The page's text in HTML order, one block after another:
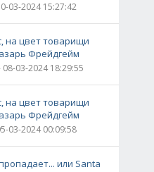
03-2024 15:27:42
на цвет товарищи
Фрейдгейм
08-03-2024 18:29:55
на цвет товарищи
Фрейдгейм
03-2024 00:09:58
или Santa